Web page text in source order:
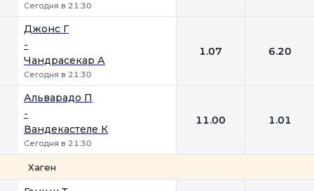
Сегодня в 21:30
Джонс Г
-
Чандрасекар А
Сегодня в 21:30
1.07 6.20
Альварадо П
-
Вандекастеле К
Сегодня в 21:30
11.00 1.01
Хаген